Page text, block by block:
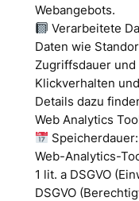
Webangebots.
Verarbeitete
Daten wie
Zugriffsdauer
Klickverhalten
Details dazu
Web Analytics
Web-Analytics-
1 lit. a DSGVO
DSGVO